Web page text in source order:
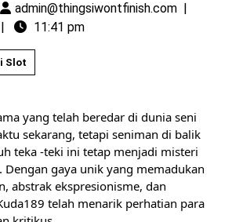
admin@thingsiwontfinish.com |
| 11:41 pm
Slot
yang telah beredar di dunia seni
sekarang, tetapi seniman di balik
teka -teki ini tetap menjadi misteri
Dengan gaya unik yang memadukan
abstrak ekspresionisme, dan
telah menarik perhatian para